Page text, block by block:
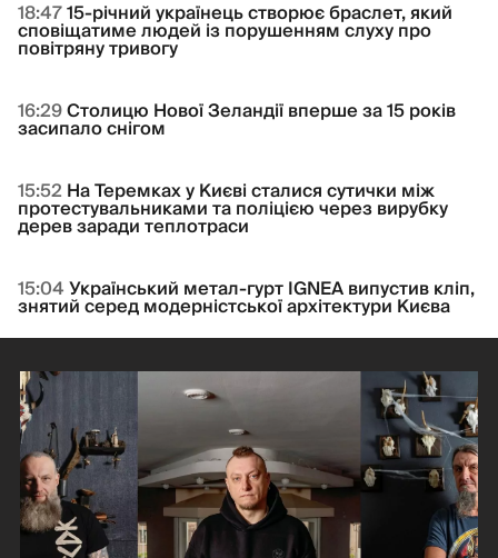
18:4715-річний українець створює браслет, який
сповіщатиме людей із порушенням слуху про
повітряну тривогу
16:29Столицю Нової Зеландії вперше за 15 років
засипало снігом
15:52На Теремках у Києві сталися сутички між
протестувальниками та поліцією через вирубку
дерев заради теплотраси
15:04Український метал-гурт IGNEA випустив кліп,
знятий серед модерністської архітектури Києва